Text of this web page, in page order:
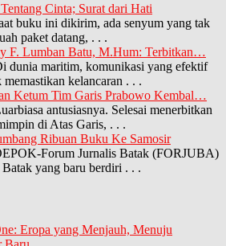
Cinta; Surat dari Hati
buku ini dikirim, ada senyum yang tak
paket datang, . . .
F. Lumban Batu, M.Hum: Terbitkan…
dunia maritim, komunikasi yang efektif
kelancaran . . .
Ketum Tim Garis Prabowo Kembal…
antusiasnya. Selesai menerbitkan
di Atas Garis, . . .
Ribuan Buku Ke Samosir
Forum Jurnalis Batak (FORJUBA)
yang baru berdiri . . .